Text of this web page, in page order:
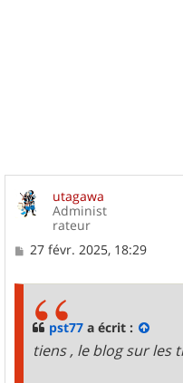
utagawa
Administ
rateur
M
27 févr. 2025, 18:29
pst77 a écrit :
tiens , le blog sur les